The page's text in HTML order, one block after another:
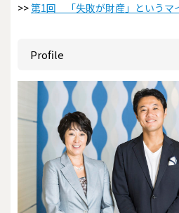
>>第1回 「失敗が財産」というマ
Profile